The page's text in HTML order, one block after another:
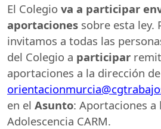
El Colegio va a participar
aportaciones sobre esta ley.
invitamos a todas las
del Colegio a participar
aportaciones a la dirección
en el Asunto: Aportaciones a
Adolescencia CARM.